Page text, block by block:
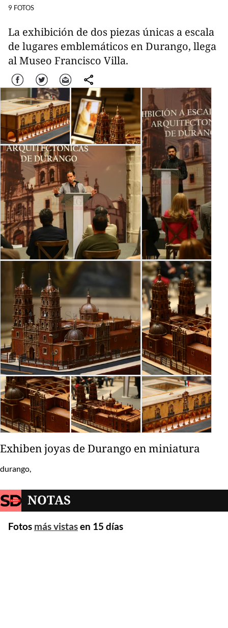
9 FOTOS
La exhibición de dos piezas únicas a escala
de lugares emblemáticos en Durango, llega
al Museo Francisco Villa.
Facebook Twitter Correo comparte
Exhiben joyas de Durango en miniatura
durango,
NOTAS
Fotos más vistasen 15 días